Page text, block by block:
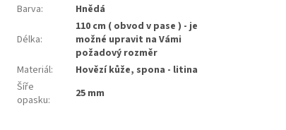
Barva: Hnědá
Délka:
110 cm ( obvod v pase ) - je
možné upravit na Vámi
požadový rozměr
Materiál:
Hovězí kůže, spona - litina
Šíře
opasku: 25 mm